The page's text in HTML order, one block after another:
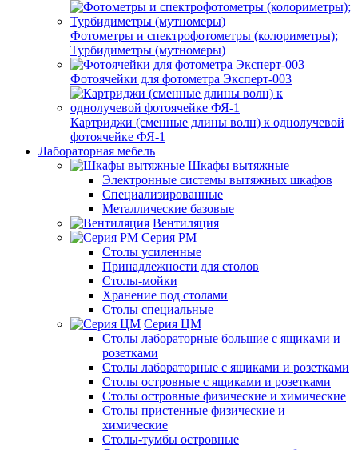
Фотометры и спектрофотометры (колориметры);
Турбидиметры (мутномеры)
Фотоячейки для фотометра Эксперт-003
Картриджи (сменные длины волн) к однолучевой
фотоячейке ФЯ-1
Лабораторная мебель
Шкафы вытяжные
Электронные системы вытяжных шкафов
Специализированные
Металлические базовые
Вентиляция
Серия РМ
Столы усиленные
Принадлежности для столов
Столы-мойки
Хранение под столами
Столы специальные
Серия ЦМ
Столы лабораторные большие с ящиками и
розетками
Столы лабораторные с ящиками и розетками
Столы островные с ящиками и розетками
Столы островные физические и химические
Столы пристенные физические и
химические
Столы-тумбы островные